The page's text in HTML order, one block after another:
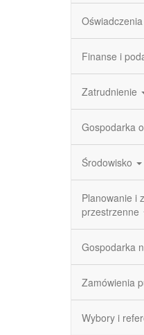
Finanse i
Zatrudnienie
Gospodarka
Środowisko
Planowanie i
przestrzenne
Gospodarka
Zamówienia
Wybory i